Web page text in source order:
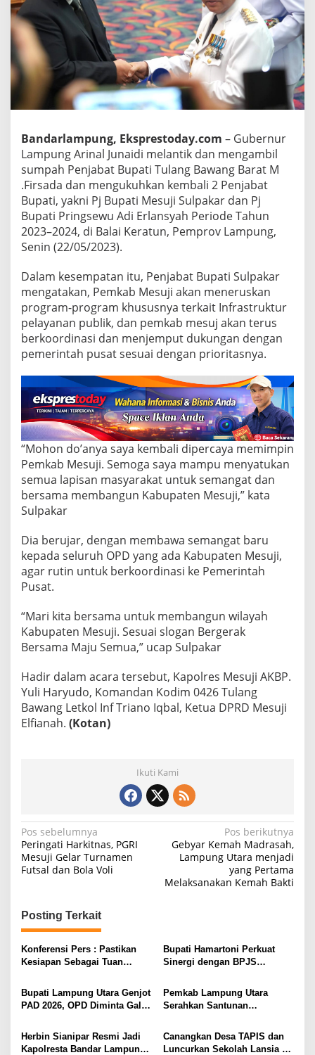
i
J
a
d
i
P
j
B
u
a
t
M
e
s
u
j
i
u
l
p
a
k
a
r
i
a
p
L
a
n
j
u
t
k
r
o
g
P
e
m
b
M
Bandarlampung, Eksprestoday.com – Gubernur
Lampung Arinal Junaidi melantik dan mengambil
sumpah Penjabat Bupati Tulang Bawang Barat M
.Firsada dan mengukuhkan kembali 2 Penjabat
Bupati, yakni Pj Bupati Mesuji Sulpakar dan Pj
Bupati Pringsewu Adi Erlansyah Periode Tahun
2023–2024, di Balai Keratun, Pemprov Lampung,
Senin (22/05/2023).
Dalam kesempatan itu, Penjabat Bupati Sulpakar
mengatakan, Pemkab Mesuji akan meneruskan
program-program khususnya terkait Infrastruktur
pelayanan publik, dan pemkab mesuj akan terus
berkoordinasi dan menjemput dukungan dengan
pemerintah pusat sesuai dengan prioritasnya.
“Mohon do’anya saya kembali dipercaya memimpin
Pemkab Mesuji. Semoga saya mampu menyatukan
semua lapisan masyarakat untuk semangat dan
bersama membangun Kabupaten Mesuji,” kata
Sulpakar
Dia berujar, dengan membawa semangat baru
kepada seluruh OPD yang ada Kabupaten Mesuji,
agar rutin untuk berkoordinasi ke Pemerintah
Pusat.
“Mari kita bersama untuk membangun wilayah
Kabupaten Mesuji. Sesuai slogan Bergerak
Bersama Maju Semua,” ucap Sulpakar
Hadir dalam acara tersebut, Kapolres Mesuji AKBP.
Yuli Haryudo, Komandan Kodim 0426 Tulang
Bawang Letkol Inf Triano Iqbal, Ketua DPRD Mesuji
Elfianah. (Kotan)
Ikuti Kami
N
a
v
g
a
s
p
o
s
Pos sebelumnya
Peringati Harkitnas, PGRI
Mesuji Gelar Turnamen
Futsal dan Bola Voli
Pos berikutnya
Gebyar Kemah Madrasah,
Lampung Utara menjadi
yang Pertama
Melaksanakan Kemah Bakti
Posting Terkait
Konferensi Pers : Pastikan
Kesiapan Sebagai Tuan
Tiga Venue Pelaksanaan
Soeratin Cup Piala Gubernur
Lampung
Bupati Hamartoni Perkuat
Sinergi dengan BPJS
Kesehatan Makin Cepat dan
Mudah
Bupati Lampung Utara Genjot
PAD 2026, OPD Diminta Gali
hingga Optimalkan PBB-P2
Pemkab Lampung Utara
Serahkan Santunan
Korban Kebakaran
Herbin Sianipar Resmi Jadi
Kapolresta Bandar Lampung,
Canangkan Desa TAPIS dan
Luncurkan Sekolah Lansia di